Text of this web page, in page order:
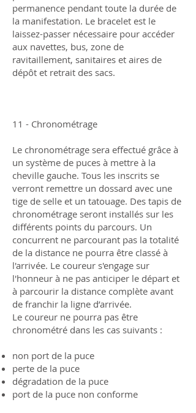
permanence pendant toute la durée de
la manifestation. Le bracelet est le
laissez-passer nécessaire pour accéder
aux navettes, bus, zone de
ravitaillement, sanitaires et aires de
dépôt et retrait des sacs.
11 - Chronométrage
Le chronométrage sera effectué grâce à
un système de puces à mettre à la
cheville gauche. Tous les inscrits se
verront remettre un dossard avec une
tige de selle et un tatouage. Des tapis de
chronométrage seront installés sur les
différents points du parcours. Un
concurrent ne parcourant pas la totalité
de la distance ne pourra être classé à
l'arrivée. Le coureur s'engage sur
l'honneur à ne pas anticiper le départ et
à parcourir la distance complète avant
de franchir la ligne d’arrivée.
Le coureur ne pourra pas être
chronométré dans les cas suivants :
non port de la puce
perte de la puce
dégradation de la puce
port de la puce non conforme